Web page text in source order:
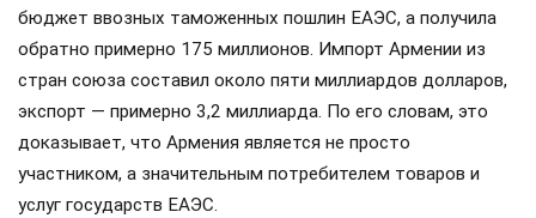
бюджет ввозных таможенных пошлин ЕАЭС, а получила
обратно примерно 175 миллионов. Импорт Армении из
стран союза составил около пяти миллиардов долларов,
экспорт — примерно 3,2 миллиарда. По его словам, это
доказывает, что Армения является не просто
участником, а значительным потребителем товаров и
услуг государств ЕАЭС.